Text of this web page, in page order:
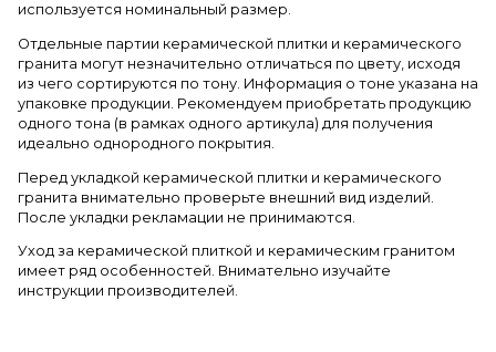
используется номинальный размер.
Отдельные партии керамической плитки и керамического
гранита могут незначительно отличаться по цвету, исходя
из чего сортируются по тону. Информация о тоне указана на
упаковке продукции. Рекомендуем приобретать продукцию
одного тона (в рамках одного артикула) для получения
идеально однородного покрытия.
Перед укладкой керамической плитки и керамического
гранита внимательно проверьте внешний вид изделий.
После укладки рекламации не принимаются.
Уход за керамической плиткой и керамическим гранитом
имеет ряд особенностей. Внимательно изучайте
инструкции производителей.